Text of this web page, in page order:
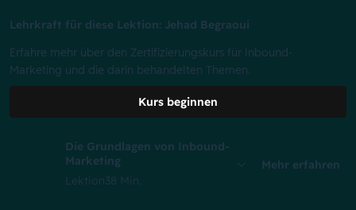
Lehrkraft für diese Lektion: Jehad Begraoui
Erfahre mehr über den Zertifizierungskurs für Inbound-
Marketing und die darin behandelten Themen.
Kurs beginnen
Die Grundlagen von Inbound-
Marketing
Lektion38 Min.
Mehr erfahren